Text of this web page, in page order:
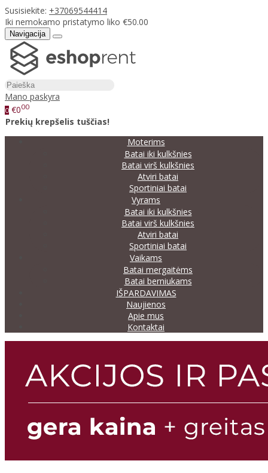
Susisiekite: +37069544414
Iki nemokamo pristatymo liko €50.00
Navigacija
Mano paskyra
0 €000
Prekių krepšelis tuščias!
Moterims
Batai iki kulkšnies
Batai virš kulkšnies
Atviri batai
Sportiniai batai
Vyrams
Batai iki kulkšnies
Batai virš kulkšnies
Atviri batai
Sportiniai batai
Vaikams
Batai mergaitėms
Batai berniukams
IŠPARDAVIMAS
Naujienos
Apie mus
Kontaktai